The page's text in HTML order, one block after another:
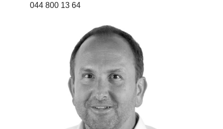
044 800 13 64